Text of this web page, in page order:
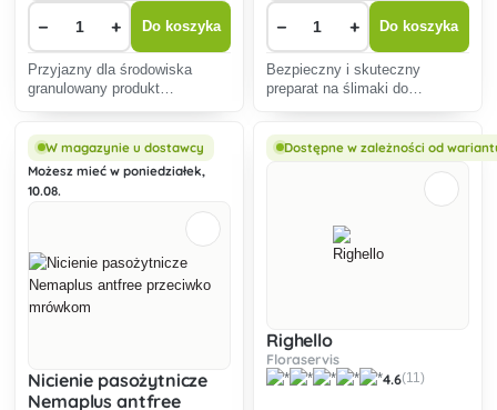
− + Do koszyka
Przyjazny dla środowiska
granulowany produkt
deszcz i bezpieczny dla dzieci
i zwierząt domowych.
− + Do koszyka
Bezpieczny i skuteczny
preparat na ślimaki do
domowych, jeży i ptaków.
W magazynie u dostawcy
Możesz mieć w poniedziałek,
10.08.
Nicienie pasożytnicze
Nemaplus antfree
Dostępne w zależności od
Righello
Floraservis
4.6(11)